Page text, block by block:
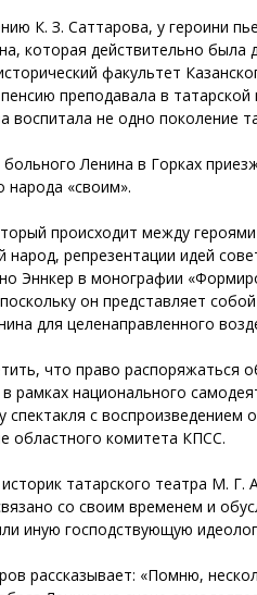
К. З. Саттарова, у героини
которая действительно
факультет
преподавала в
воспитала не одно поколение
больного Ленина в Горках
народа «своим».
происходит между
народ, репрезентации идей
Эннкер в монографии
он представляет
для целенаправленного
что право распоряжаться
рамках национального
спектакля с
областного комитета КПСС.
татарского театра М.
со своим временем и
иную господствующую
рассказывает: «Помню,